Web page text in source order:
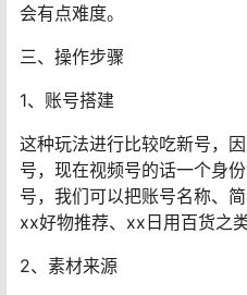
会有点难度。
三、操作步骤
1、账号搭建
这种玩法进行比较吃新号，
号，现在视频号的话一个身
号，我们可以把账号名称、
xx好物推荐、xx日用百货之类
2、素材来源